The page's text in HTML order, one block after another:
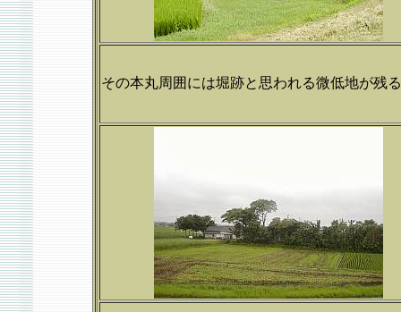
その本丸周囲には堀跡と思われる微低地が残